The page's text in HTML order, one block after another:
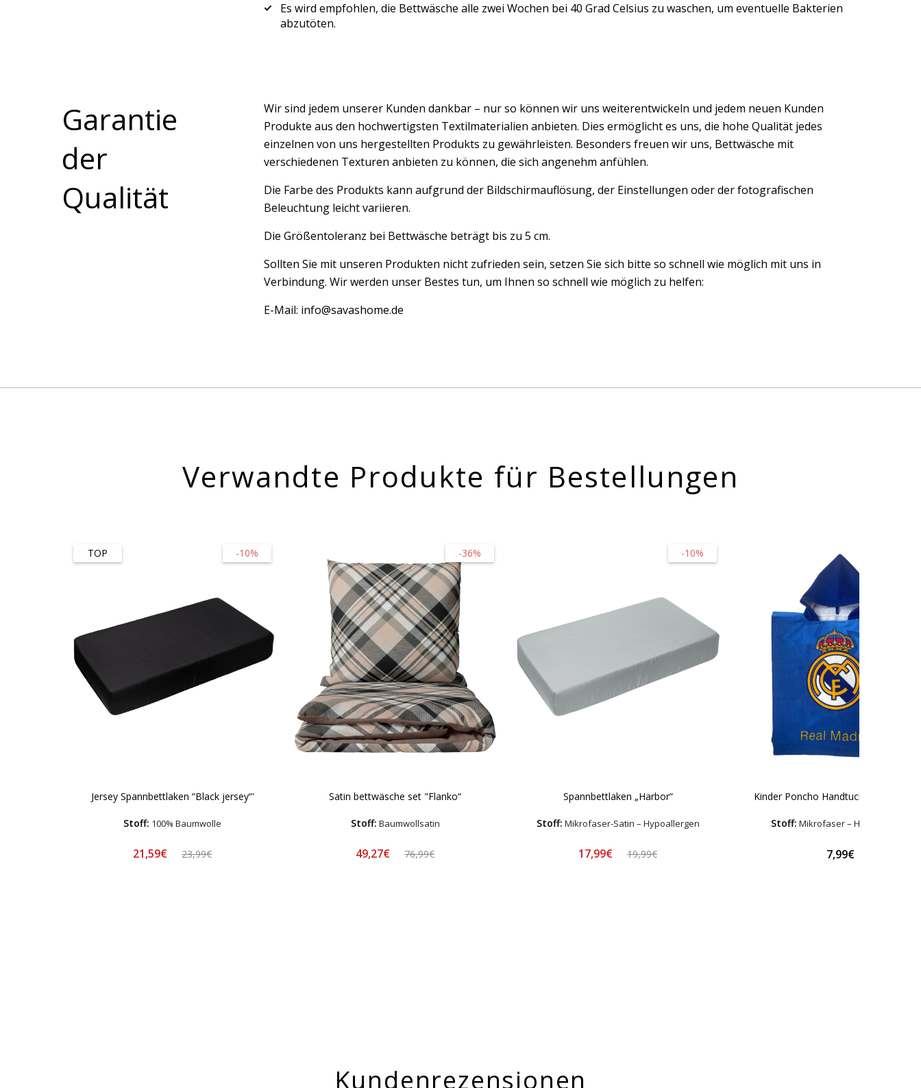
Es wird empfohlen, die Bettwäsche alle zwei Wochen bei 40 Grad Celsius zu waschen, um eventuelle Bakterien
abzutöten.
Garantie
der
Qualität
Wir sind jedem unserer Kunden dankbar – nur so können wir uns weiterentwickeln und jedem neuen Kunden
Produkte aus den hochwertigsten Textilmaterialien anbieten. Dies ermöglicht es uns, die hohe Qualität jedes
einzelnen von uns hergestellten Produkts zu gewährleisten. Besonders freuen wir uns, Bettwäsche mit
verschiedenen Texturen anbieten zu können, die sich angenehm anfühlen.
Die Farbe des Produkts kann aufgrund der Bildschirmauflösung, der Einstellungen oder der fotografischen
Beleuchtung leicht variieren.
Die Größentoleranz bei Bettwäsche beträgt bis zu 5 cm.
Sollten Sie mit unseren Produkten nicht zufrieden sein, setzen Sie sich bitte so schnell wie möglich mit uns in
Verbindung. Wir werden unser Bestes tun, um Ihnen so schnell wie möglich zu helfen:
E-Mail: info@savashome.de
Verwandte Produkte für Bestellungen
-10%
TOP
Jersey Spannbettlaken “Black jersey“'
Stoff: 100% Baumwolle
21,59€ 23,99€
-36%
Satin bettwäsche set "Flanko“
Stoff: Baumwollsatin
49,27€ 76,99€
-10%
Spannbettlaken „Harbor“
Stoff: Mikrofaser-Satin – Hypoallergen
17,99€ 19,99€
Kinder Poncho Handtuch „Real
Stoff: Mikrofaser – Hypoallergen
7,99€
Kundenrezensionen